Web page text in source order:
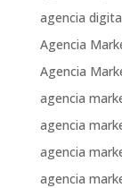
agencia
Agencia
Agencia
agencia
agencia
agencia
agencia